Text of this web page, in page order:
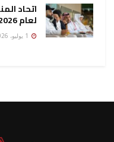
اتحاد
لعام 2026